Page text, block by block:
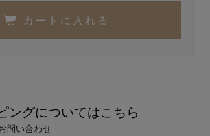
カートに入れる
ングについてはこちら
問い合わせ